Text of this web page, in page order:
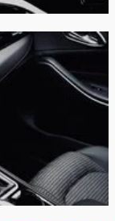
(TPMS)
+ Система
(EBD)
(HBA)
(HSA)
скорости